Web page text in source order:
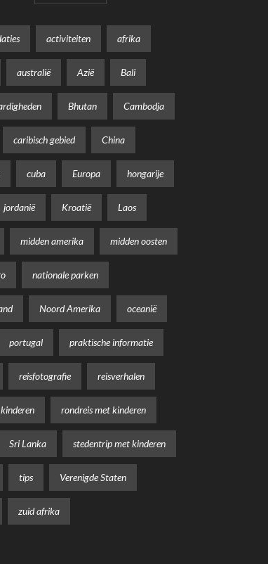
activiteiten afrika
australië Azië Bali
Bhutan Cambodja
caribisch gebied China
cuba Europa hongarije
jordanië Kroatië Laos
midden amerika midden oosten
nationale parken
Noord Amerika oceanië
portugal praktische informatie
reisfotografie reisverhalen
rondreis met kinderen
Sri Lanka stedentrip met kinderen
tips Verenigde Staten
zuid afrika